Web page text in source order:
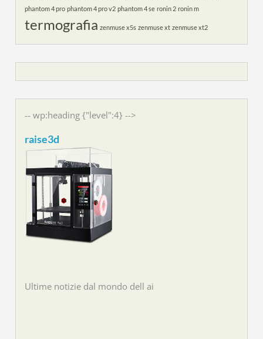
phantom 4 pro phantom 4 pro v2 phantom 4 se ronin 2 ronin m
termografia zenmuse x5s zenmuse xt zenmuse xt2
-- wp:heading {"level":4} -->
raise3d
Ultime notizie dal mondo dell ai